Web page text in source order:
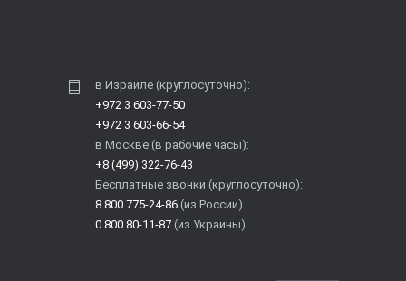
в Израиле (круглосуточно):
+972 3 603-77-50
+972 3 603-66-54
в Москве (в рабочие часы):
+8 (499) 322-76-43
Бесплатные звонки (круглосуточно):
8 800 775-24-86 (из России)
0 800 80-11-87 (из Украины)